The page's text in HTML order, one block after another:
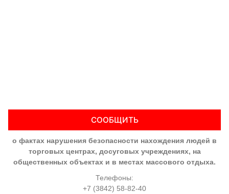
СООБЩИТЬ
о фактах нарушения безопасности нахождения людей в
торговых центрах, досуговых учреждениях, на
общественных объектах и в местах массового отдыха.
Телефоны:
+7 (3842) 58-82-40